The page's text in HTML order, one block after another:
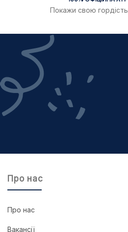
Покажи свою
Про нас
Про нас
Вакансії